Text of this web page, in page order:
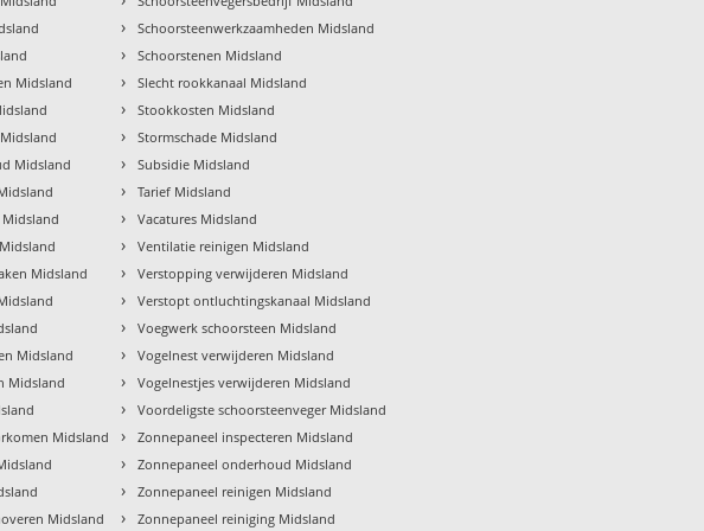
Midsland
Midsland
Midsland
Midsland
Midsland
Midsland
Midsland
› Schoorsteenwerkzaamheden Midsland
› Schoorstenen Midsland
› Slecht rookkanaal Midsland
› Stookkosten Midsland
› Stormschade Midsland
› Subsidie Midsland
› Tarief Midsland
› Vacatures Midsland
› Ventilatie reinigen Midsland
› Verstopping verwijderen Midsland
› Verstopt ontluchtingskanaal Midsland
› Voegwerk schoorsteen Midsland
› Vogelnest verwijderen Midsland
› Vogelnestjes verwijderen Midsland
› Voordeligste schoorsteenveger Midsland
› Zonnepaneel inspecteren Midsland
› Zonnepaneel onderhoud Midsland
› Zonnepaneel reinigen Midsland
› Zonnepaneel reiniging Midsland